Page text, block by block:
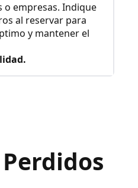
o empresas. Indique
al reservar para
y mantener el